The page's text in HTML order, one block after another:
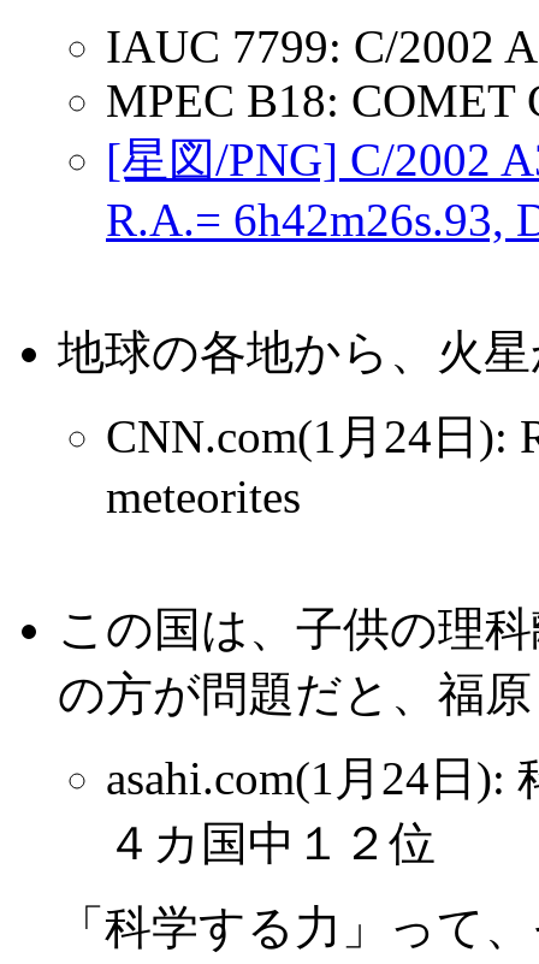
IAUC 7799: C/2002
MPEC B18: COMET
[星図/PNG] C/2002
R.A.= 6h42m26s.93,
地球の各地から、火
CNN.com(1月24日):
meteorites
この国は、子供の理
の方が問題だと、福
asahi.com(1月24日
４カ国中１２位
「科学する力」って